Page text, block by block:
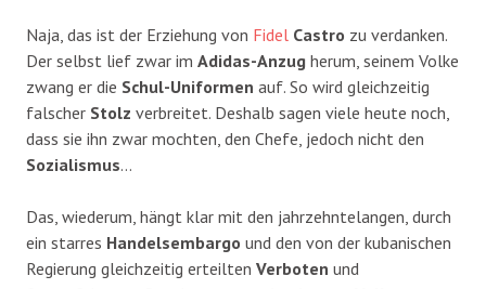
Naja, das ist der Erziehung von Fidel Castro zu verdanken.
Der selbst lief zwar im Adidas-Anzug herum, seinem Volke
zwang er die Schul-Uniformen auf. So wird gleichzeitig
falscher Stolz verbreitet. Deshalb sagen viele heute noch,
dass sie ihn zwar mochten, den Chefe, jedoch nicht den
Sozialismus…
Das, wiederum, hängt klar mit den jahrzehntelangen, durch
ein starres Handelsembargo und den von der kubanischen
Regierung gleichzeitig erteilten Verboten und